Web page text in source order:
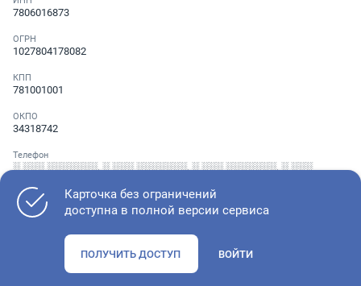
7806016873
ОГРН
1027804178082
КПП
781001001
ОКПО
34318742
Телефон
░ ░░░ ░░░░░░░, ░ ░░░ ░░░░░░░, ░ ░░░ ░░░░░░░, ░ ░░░
Как оценить состояние компании
Карточка без ограничений
доступна в полной версии сервиса
ПОЛУЧИТЬ ДОСТУП ВОЙТИ